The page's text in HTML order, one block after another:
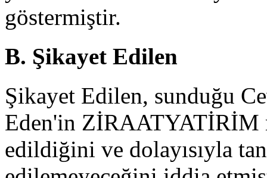
göstermiştir.
B. Şikayet Edilen
Şikayet Edilen, sunduğu
Eden'in ZİRAATYATİRİM
edildiğini ve dolayısıyla